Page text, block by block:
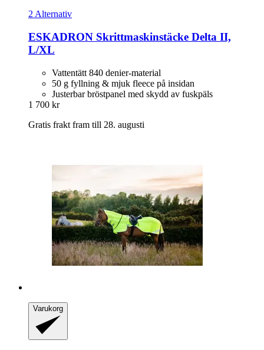
2 Alternativ
ESKADRON Skrittmaskinstäcke Delta II,
L/XL
Vattentätt 840 denier-material
50 g fyllning & mjuk fleece på insidan
Justerbar bröstpanel med skydd av fuskpäls
1 700 kr
Gratis frakt fram till 28. augusti
Varukorg